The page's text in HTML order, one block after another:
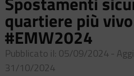
quartiere più
#EMW2024
Pubblicato il: 05/09/2024 -
31/10/2024